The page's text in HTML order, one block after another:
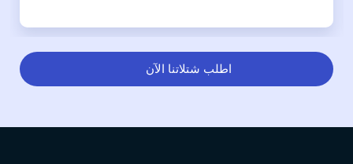
اطلب شتلاتنا الآن